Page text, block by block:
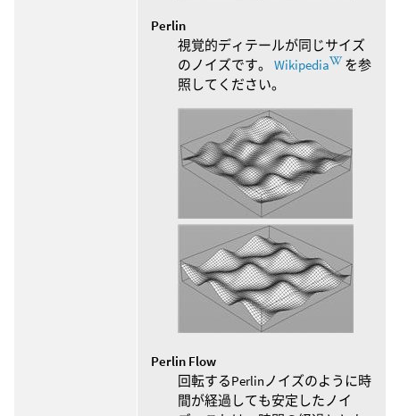
Perlin
視覚的ディテールが同じサイズ
のノイズです。
Wikipedia
を参
照してください。
Perlin Flow
回転するPerlinノイズのように時
間が経過しても安定したノイ